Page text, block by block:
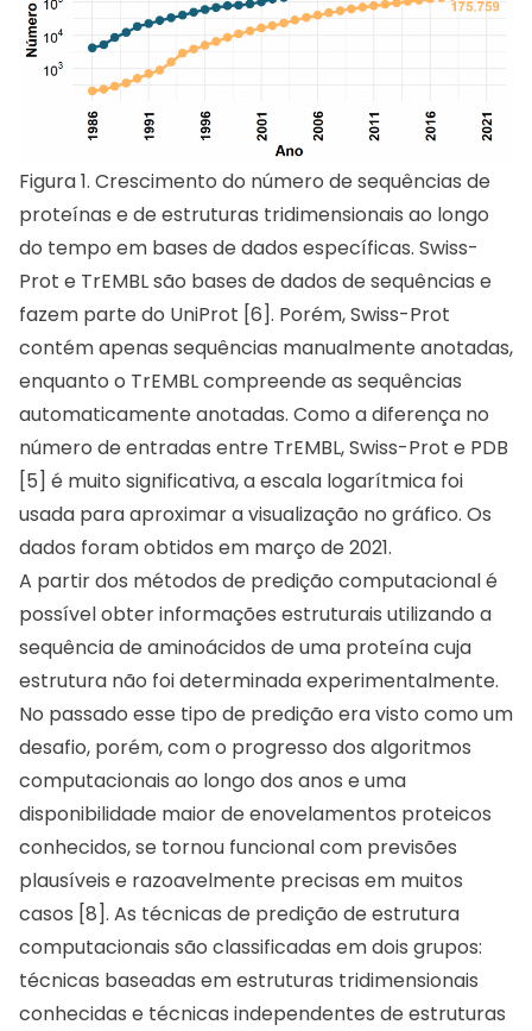
Figura 1. Crescimento do número de sequências de
proteínas e de estruturas tridimensionais ao longo
do tempo em bases de dados específicas. Swiss-
Prot e TrEMBL são bases de dados de sequências e
fazem parte do UniProt [6]. Porém, Swiss-Prot
contém apenas sequências manualmente anotadas,
enquanto o TrEMBL compreende as sequências
automaticamente anotadas. Como a diferença no
número de entradas entre TrEMBL, Swiss-Prot e PDB
[5] é muito significativa, a escala logarítmica foi
usada para aproximar a visualização no gráfico. Os
dados foram obtidos em março de 2021.
A partir dos métodos de predição computacional é
possível obter informações estruturais utilizando a
sequência de aminoácidos de uma proteína cuja
estrutura não foi determinada experimentalmente.
No passado esse tipo de predição era visto como um
desafio, porém, com o progresso dos algoritmos
computacionais ao longo dos anos e uma
disponibilidade maior de enovelamentos proteicos
conhecidos, se tornou funcional com previsões
plausíveis ​​e razoavelmente precisas em muitos
casos [8]. As técnicas de predição de estrutura
computacionais são classificadas em dois grupos:
técnicas baseadas em estruturas tridimensionais
conhecidas e técnicas independentes de estruturas